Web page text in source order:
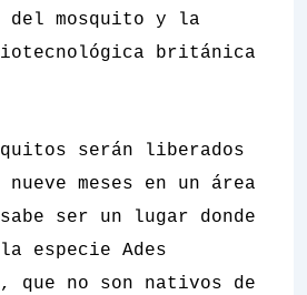
del mosquito y la
británica
serán liberados
nueve meses en un área
ser un lugar donde
la especie Ades
, que no son nativos de